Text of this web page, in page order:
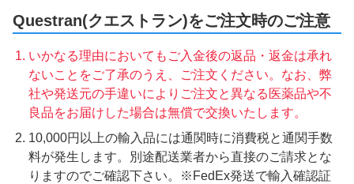
Questran(クエストラン)をご注文時のご注意
いかなる理由においてもご入金後の返品・返金は承れ
ないことをご了承のうえ、ご注文ください。なお、弊
社や発送元の手違いによりご注文と異なる医薬品や不
良品をお届けした場合は無償で交換いたします。
10,000円以上の輸入品には通関時に消費税と通関手数
料が発生します。別途配送業者から直接のご請求とな
りますのでご確認下さい。※FedEx発送で輸入確認証